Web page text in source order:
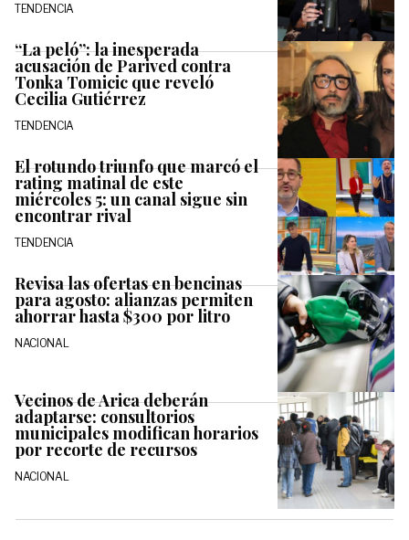
TENDENCIA
“La peló”: la inesperada
acusación de Parived contra
Tonka Tomicic que reveló
Cecilia Gutiérrez
TENDENCIA
El rotundo triunfo que marcó el
rating matinal de este
miércoles 5: un canal sigue sin
encontrar rival
TENDENCIA
Revisa las ofertas en bencinas
para agosto: alianzas permiten
ahorrar hasta $300 por litro
NACIONAL
Vecinos de Arica deberán
adaptarse: consultorios
municipales modifican horarios
por recorte de recursos
NACIONAL